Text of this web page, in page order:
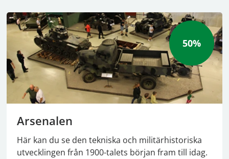
50%
Arsenalen
Här kan du se den tekniska och militärhistoriska
utvecklingen från 1900-talets början fram till idag.